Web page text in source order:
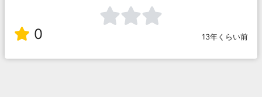
0 13年くらい前